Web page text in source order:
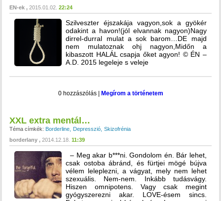
EN-ek
2015.01.02. 22:24
Szilveszter éjszakája vagyon,sok a gyökér
odakint a havon!(jól elvannak nagyon)Nagy
dirrel-durral mulat a sok barom…DE majd
nem mulatoznak ohj nagyon,Midőn a
kibaszott HALÁL csapja őket agyon! © ÉN –
A.D. 2015 legeleje s veleje
0 hozzászólás| Megírom a történetem
XXL extra mentál…
Téma címkék: Borderline Depresszió
Skizofrénia
borderlany
2014.12.18. 11:39
– Meg akar b***ni. Gondolom én. Bár lehet,
csak ostoba ábránd, és fürtjei mögé bújva
vélem leleplezni, a vágyat, mely nem lehet
szexuális. Nem-nem. Inkább tudásvágy.
Hiszen omnipotens. Vagy csak megint
gyógyszerezni akar. LOVE-ésem sincs.